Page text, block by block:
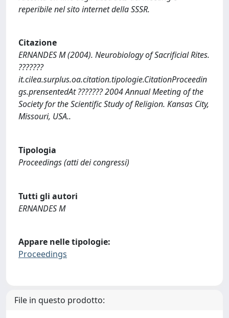
reperibile nel sito internet della SSSR.
Citazione
ERNANDES M (2004). Neurobiology of Sacrificial Rites.
???????
it.cilea.surplus.oa.citation.tipologie.CitationProceedin
gs.prensentedAt ??????? 2004 Annual Meeting of the
Society for the Scientific Study of Religion. Kansas City,
Missouri, USA..
Tipologia
Proceedings (atti dei congressi)
Tutti gli autori
ERNANDES M
Appare nelle tipologie:
Proceedings
File in questo prodotto: